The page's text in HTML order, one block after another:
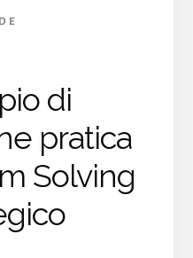
di
pratica
Solving